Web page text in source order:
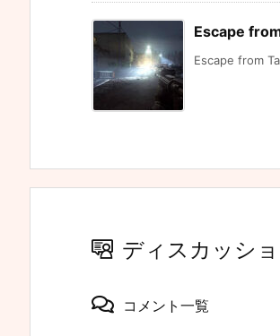
Escape
Escape from
ディスカッシ
コメント一覧